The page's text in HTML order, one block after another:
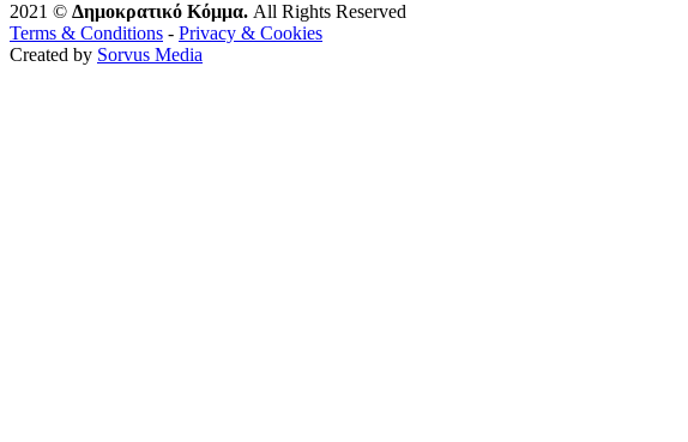
2021 © Δημοκρατικό Κόμμα. All Rights Reserved
Terms & Conditions - Privacy & Cookies
Created by Sorvus Media